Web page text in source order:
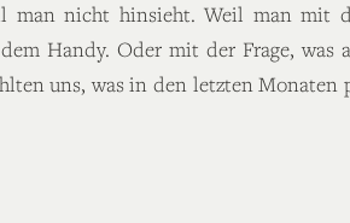
man nicht hinsieht. Weil man mit
Handy. Oder mit der Frage, was
uns, was in den letzten Monaten